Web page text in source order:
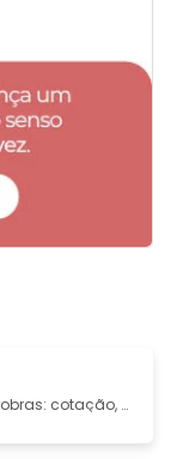
PETR4 (Petróleo Brasileiro S.A - Petrobras: cotação, análise e fundamentos